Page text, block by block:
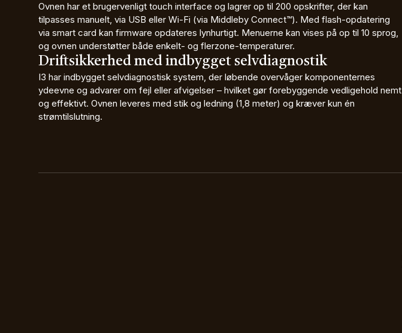
Ovnen har et brugervenligt touch interface og lagrer op til 200 opskrifter, der kan
tilpasses manuelt, via USB eller Wi-Fi (via Middleby Connect™). Med flash-opdatering
via smart card kan firmware opdateres lynhurtigt. Menuerne kan vises på op til 10 sprog,
og ovnen understøtter både enkelt- og flerzone-temperaturer.
Driftsikkerhed med indbygget selvdiagnostik
I3 har indbygget selvdiagnostisk system, der løbende overvåger komponenternes
ydeevne og advarer om fejl eller afvigelser – hvilket gør forebyggende vedligehold nemt
og effektivt. Ovnen leveres med stik og ledning (1,8 meter) og kræver kun én
strømtilslutning.